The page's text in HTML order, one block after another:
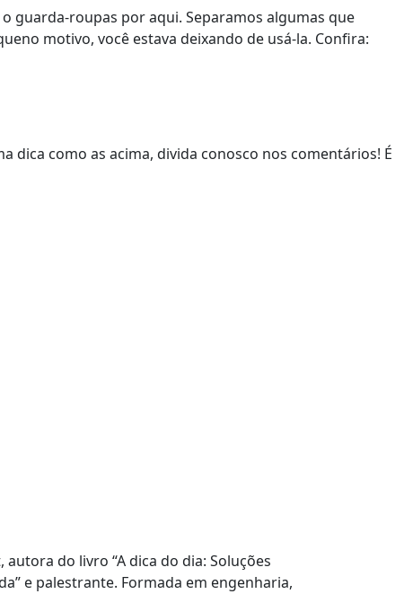
guarda-roupas por aqui. Separamos algumas que
motivo, você estava deixando de usá-la. Confira:
dica como as acima, divida conosco nos comentários! É
do livro “A dica do dia: Soluções
e palestrante. Formada em engenharia,